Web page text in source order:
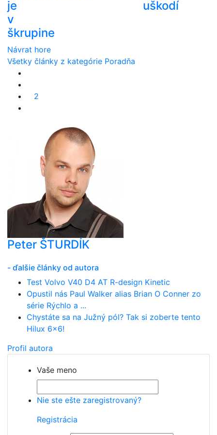
je
v
škrupine
uškodí
Návrat hore
Všetky články z kategórie Poradňa
2
Peter ŠTURDÍK
- ďalšie články od autora
Test Volvo V40 D4 AT R-design Kinetic
Opustil nás Paul Walker alias Brian O Conner zo
série Rýchlo a ...
Chystáte sa na Južný pól? Tak si zoberte tento
Hilux 6x6!
Profil autora
Vaše meno
Nie ste ešte zaregistrovaný?
Registrácia